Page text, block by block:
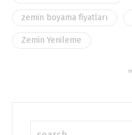
zemin boyama fiyatları
Zemin Yenileme